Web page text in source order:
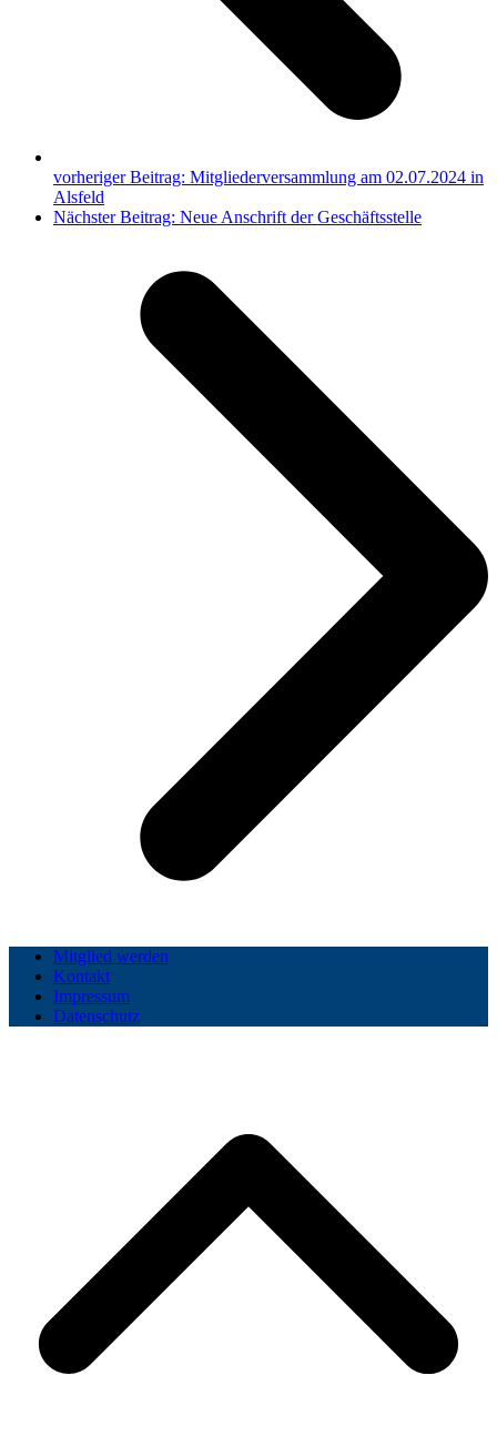
vorheriger Beitrag: Mitgliederversammlung am 02.07.2024 in
Alsfeld
Nächster Beitrag: Neue Anschrift der Geschäftsstelle
Mitglied werden
Kontakt
Impressum
Datenschutz